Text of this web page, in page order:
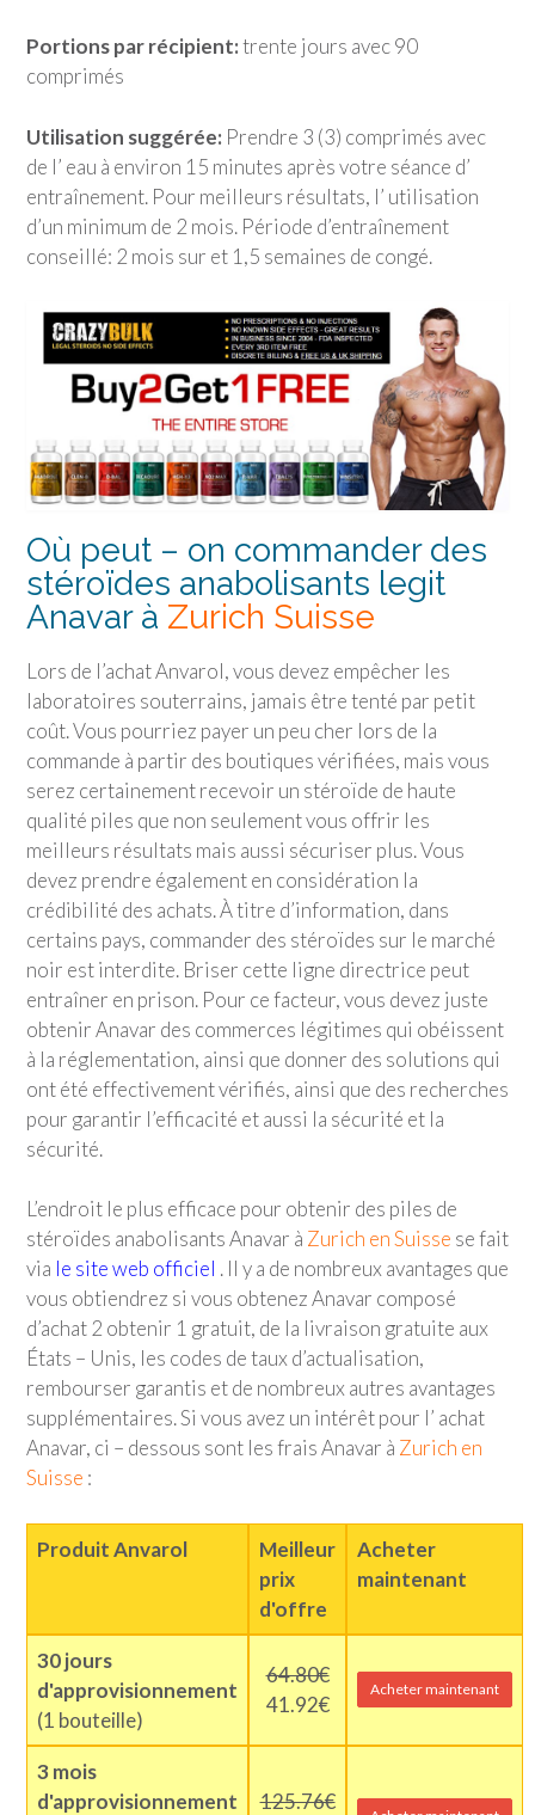
Portions par récipient:trente jours avec 90
comprimés
Utilisation suggérée: Prendre 3 (3) comprimés avec
de l’ eau à environ 15 minutes après votre séance d’
entraînement. Pour meilleurs résultats, l’ utilisation
d’un minimum de 2 mois. Période d’entraînement
conseillé: 2 mois sur et 1,5 semaines de congé.
Où peut – on commander des
stéroïdes anabolisants legit
Anavar à Zurich Suisse
Lors de l’achat Anvarol, vous devez empêcher les
laboratoires souterrains, jamais être tenté par petit
coût. Vous pourriez payer un peu cher lors de la
commande à partir des boutiques vérifiées, mais vous
serez certainement recevoir un stéroïde de haute
qualité piles que non seulement vous offrir les
meilleurs résultats mais aussi sécuriser plus. Vous
devez prendre également en considération la
crédibilité des achats. À titre d’information, dans
certains pays, commander des stéroïdes sur le marché
noir est interdite. Briser cette ligne directrice peut
entraîner en prison. Pour ce facteur, vous devez juste
obtenir Anavar des commerces légitimes qui obéissent
à la réglementation, ainsi que donner des solutions qui
ont été effectivement vérifiés, ainsi que des recherches
pour garantir l’efficacité et aussi la sécurité et la
sécurité.
L’endroit le plus efficace pour obtenir des piles de
stéroïdes anabolisants Anavar à Zurich en Suisse se fait
via le site web officiel . Il y a de nombreux avantages que
vous obtiendrez si vous obtenez Anavar composé
d’achat 2 obtenir 1 gratuit, de la livraison gratuite aux
États – Unis, les codes de taux d’actualisation,
rembourser garantis et de nombreux autres avantages
supplémentaires. Si vous avez un intérêt pour l’ achat
Anavar, ci – dessous sont les frais Anavar à Zurich en
Suisse :
Produit Anvarol
Meilleur
prix
d'offre
Acheter
maintenant
30 jours
d'approvisionnement
(1 bouteille)
64.80€
41.92€
Acheter maintenant
3 mois
d'approvisionnement
125.76€